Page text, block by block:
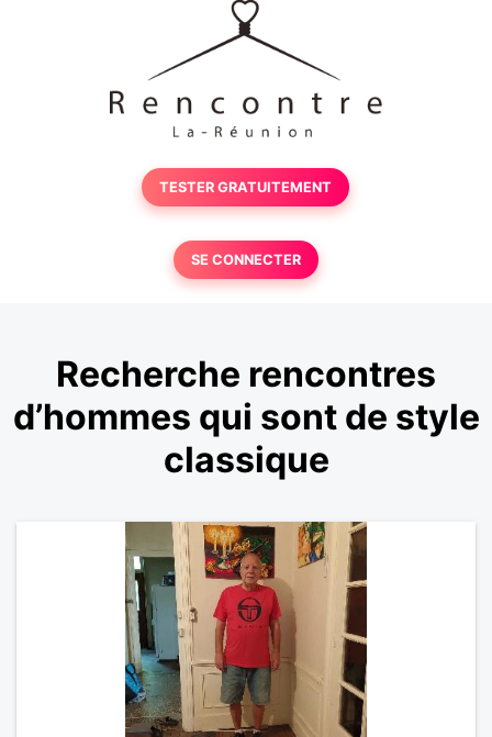
TESTER GRATUITEMENT
SE CONNECTER
Recherche rencontres
d’hommes qui sont de style
classique